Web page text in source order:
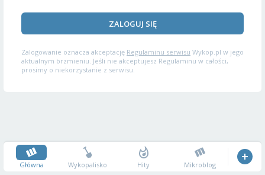
ZALOGUJ SIĘ
Zalogowanie oznacza akceptację Regulaminu serwisu Wykop.pl w jego
aktualnym brzmieniu. Jeśli nie akceptujesz Regulaminu w całości,
prosimy o niekorzystanie z serwisu.
Główna Wykopalisko Hity Mikroblog